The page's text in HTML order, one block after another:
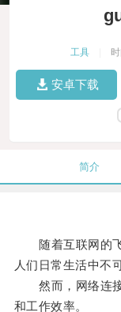
工具
安卓下载
简介
随着互联网的飞
人们日常生活中不
然而，网络连接
和工作效率。